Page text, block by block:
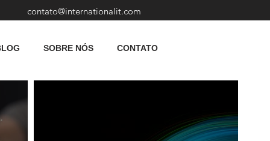
contato@internationalit.com
SOBRE NÓS CONTATO